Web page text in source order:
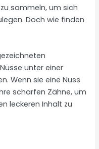
sammeln, um sich
Doch wie finden
unter einer
Wenn sie eine Nuss
scharfen Zähne, um
leckeren Inhalt zu